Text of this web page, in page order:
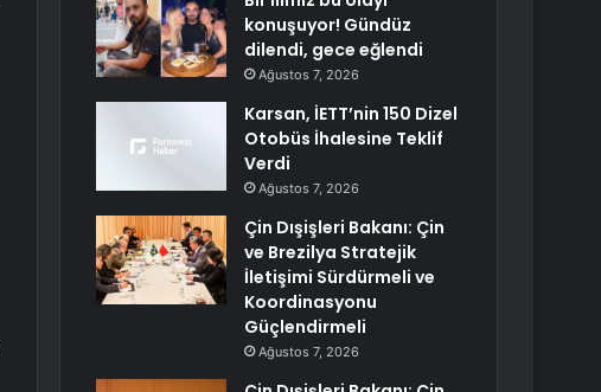
konuşuyor! Gündüz
dilendi, gece eğlendi
Ağustos 7, 2026
Karsan, İETT’nin 150 Dizel
Otobüs İhalesine Teklif
Verdi
Ağustos 7, 2026
Çin Dışişleri Bakanı: Çin
ve Brezilya Stratejik
İletişimi Sürdürmeli ve
Koordinasyonu
Güçlendirmeli
Ağustos 7, 2026